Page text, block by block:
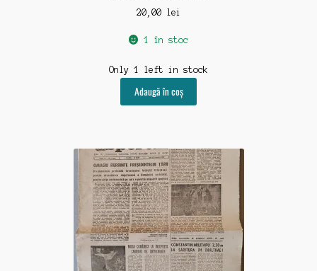
20,00 lei
1 în stoc
Only 1 left in stock
Adaugă în coș